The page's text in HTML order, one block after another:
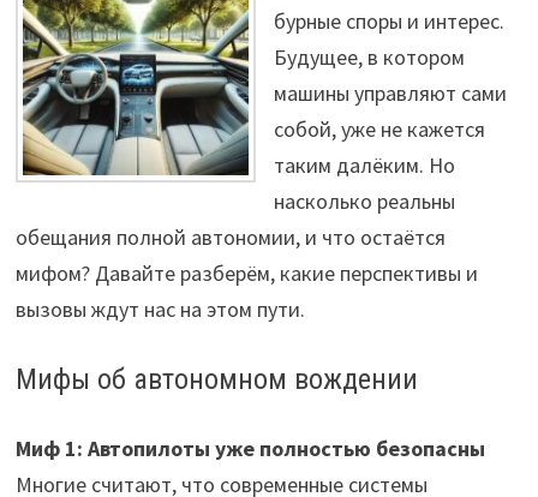
бурные споры и интерес.
Будущее, в котором
машины управляют сами
собой, уже не кажется
таким далёким. Но
насколько реальны
обещания полной автономии, и что остаётся
мифом? Давайте разберём, какие перспективы и
вызовы ждут нас на этом пути.
Мифы об автономном вождении
Миф 1: Автопилоты уже полностью безопасны
Многие считают, что современные системы